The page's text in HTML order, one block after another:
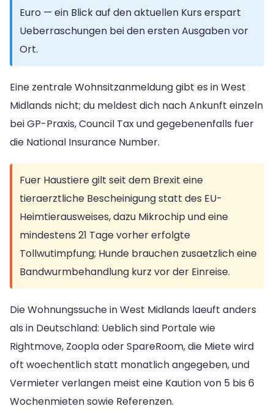
Euro — ein Blick auf den aktuellen Kurs erspart
Ueberraschungen bei den ersten Ausgaben vor
Ort.
Eine zentrale Wohnsitzanmeldung gibt es in West
Midlands nicht; du meldest dich nach Ankunft einzeln
bei GP-Praxis, Council Tax und gegebenenfalls fuer
die National Insurance Number.
Fuer Haustiere gilt seit dem Brexit eine
tieraerztliche Bescheinigung statt des EU-
Heimtierausweises, dazu Mikrochip und eine
mindestens 21 Tage vorher erfolgte
Tollwutimpfung; Hunde brauchen zusaetzlich eine
Bandwurmbehandlung kurz vor der Einreise.
Die Wohnungssuche in West Midlands laeuft anders
als in Deutschland: Ueblich sind Portale wie
Rightmove, Zoopla oder SpareRoom, die Miete wird
oft woechentlich statt monatlich angegeben, und
Vermieter verlangen meist eine Kaution von 5 bis 6
Wochenmieten sowie Referenzen.